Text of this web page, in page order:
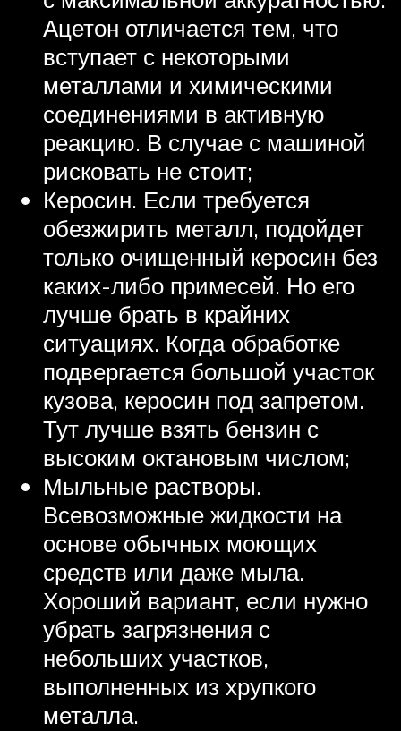
Ацетон отличается тем, что
вступает с некоторыми
металлами и химическими
соединениями в активную
реакцию. В случае с машиной
рисковать не стоит;
Керосин. Если требуется
обезжирить металл, подойдет
только очищенный керосин без
каких-либо примесей. Но его
лучше брать в крайних
ситуациях. Когда обработке
подвергается большой участок
кузова, керосин под запретом.
Тут лучше взять бензин с
высоким октановым числом;
Мыльные растворы.
Всевозможные жидкости на
основе обычных моющих
средств или даже мыла.
Хороший вариант, если нужно
убрать загрязнения с
небольших участков,
выполненных из хрупкого
металла.